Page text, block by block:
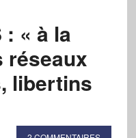
: « à la
réseaux
libertins